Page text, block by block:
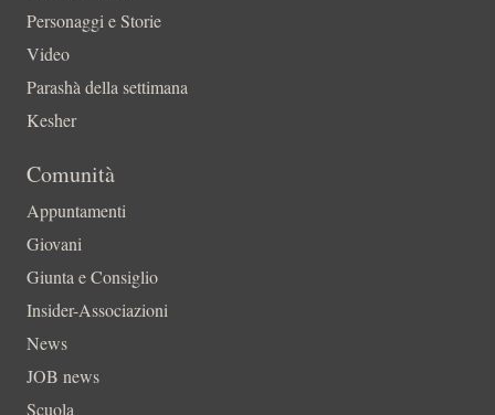
Personaggi e Storie
Video
Parashà della settimana
Kesher
Comunità
Appuntamenti
Giovani
Giunta e Consiglio
Insider-Associazioni
News
JOB news
Scuola